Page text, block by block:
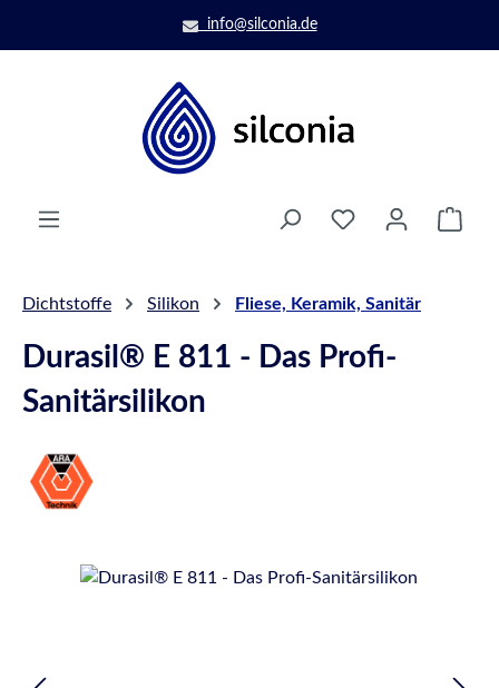
Zum Hauptinhalt springeninfo@silconia.de
Dichtstoffe Silikon Fliese, Keramik, Sanitär
Durasil® E 811 - Das Profi-
Sanitärsilikon
Bildergalerie überspringen